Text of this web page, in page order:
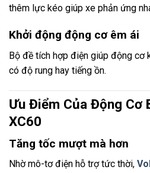
thêm lực kéo giúp xe phản ứng
Khởi động động cơ êm ái
Bộ đề tích hợp điện giúp động cơ
có độ rung hay tiếng ồn.
Ưu Điểm Của Động Cơ
XC60
Tăng tốc mượt mà hơn
Nhờ mô-tơ điện hỗ trợ tức thời,